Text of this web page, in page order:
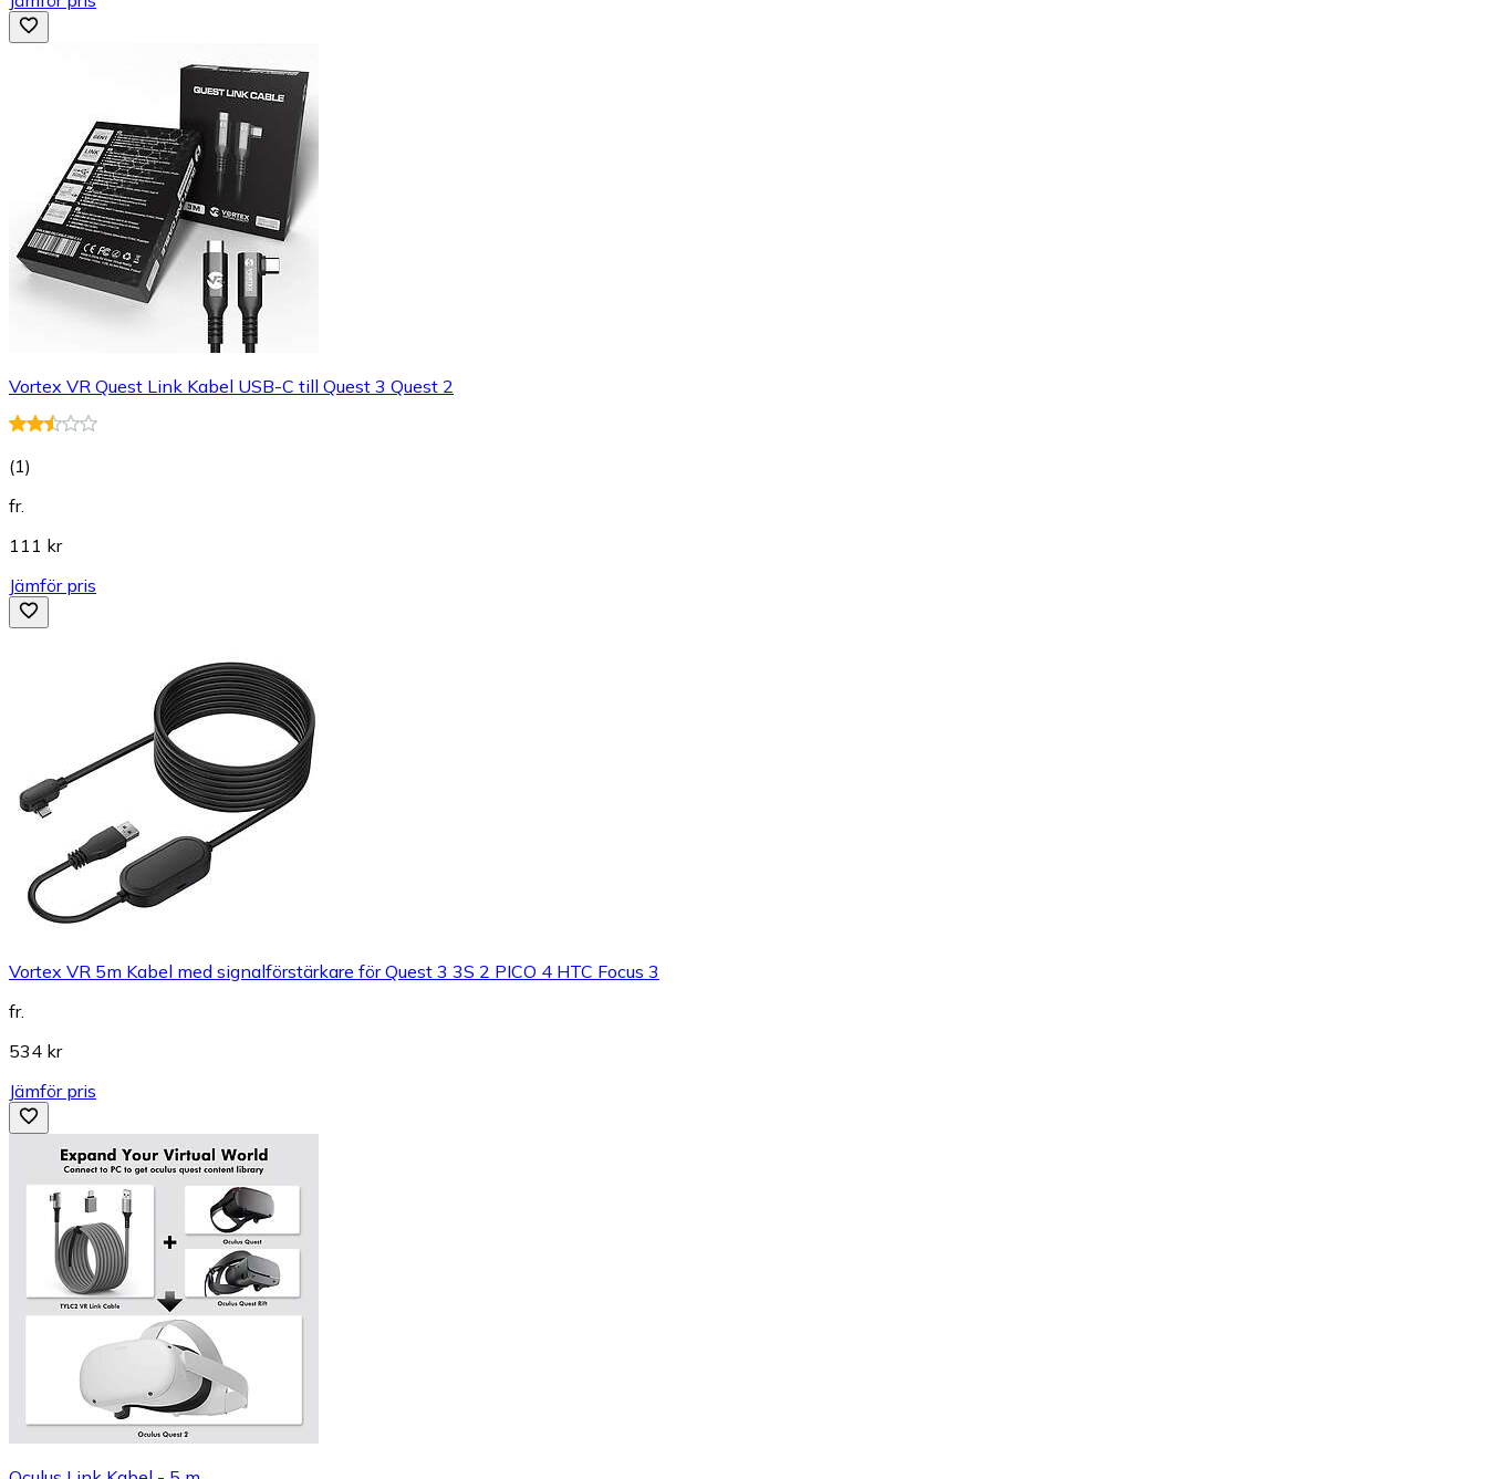
Vortex VR Quest Link Kabel USB-C till Quest 3 Quest 2
(1)
fr.
111 kr
Jämför pris
Vortex VR 5m Kabel med signalförstärkare för Quest 3 3S 2 PICO 4 HTC Focus 3
fr.
534 kr
Jämför pris